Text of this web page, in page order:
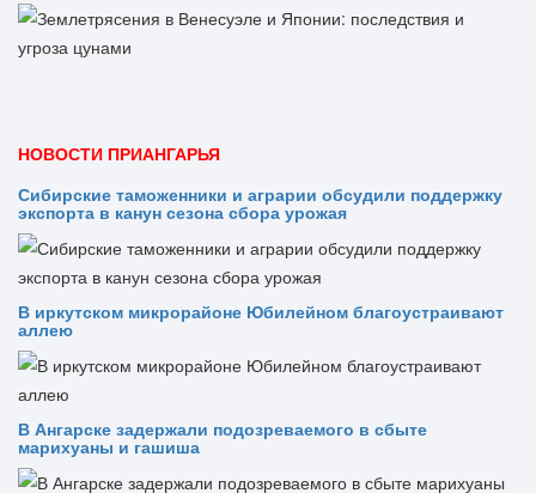
НОВОСТИ ПРИАНГАРЬЯ
Сибирские таможенники и аграрии обсудили поддержку
экспорта в канун сезона сбора урожая
В иркутском микрорайоне Юбилейном благоустраивают
аллею
В Ангарске задержали подозреваемого в сбыте
марихуаны и гашиша